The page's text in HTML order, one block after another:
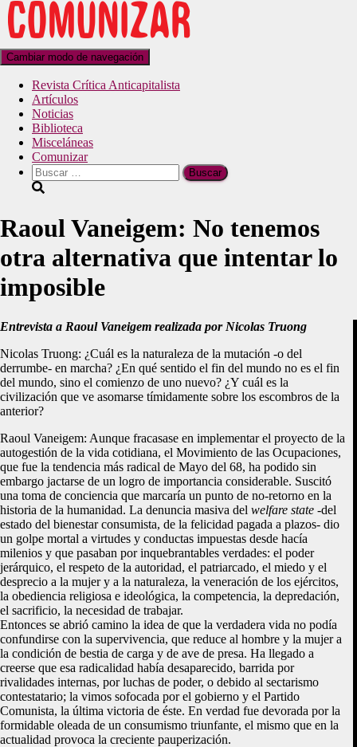
Cambiar modo de navegación
Revista Crítica Anticapitalista
Artículos
Noticias
Biblioteca
Misceláneas
Comunizar
Raoul Vaneigem: No tenemos
otra alternativa que intentar lo
imposible
Entrevista a Raoul Vaneigem realizada por Nicolas Truong
Nicolas Truong: ¿Cuál es la naturaleza de la mutación -o del
derrumbe- en marcha? ¿En qué sentido el fin del mundo no es el fin
del mundo, sino el comienzo de uno nuevo? ¿Y cuál es la
civilización que ve asomarse tímidamente sobre los escombros de la
anterior?
Raoul Vaneigem: Aunque fracasase en implementar el proyecto de la
autogestión de la vida cotidiana, el Movimiento de las Ocupaciones,
que fue la tendencia más radical de Mayo del 68, ha podido sin
embargo jactarse de un logro de importancia considerable. Suscitó
una toma de conciencia que marcaría un punto de no-retorno en la
historia de la humanidad. La denuncia masiva del welfare state -del
estado del bienestar consumista, de la felicidad pagada a plazos- dio
un golpe mortal a virtudes y conductas impuestas desde hacía
milenios y que pasaban por inquebrantables verdades: el poder
jerárquico, el respeto de la autoridad, el patriarcado, el miedo y el
desprecio a la mujer y a la naturaleza, la veneración de los ejércitos,
la obediencia religiosa e ideológica, la competencia, la depredación,
el sacrificio, la necesidad de trabajar.
Entonces se abrió camino la idea de que la verdadera vida no podía
confundirse con la supervivencia, que reduce al hombre y la mujer a
la condición de bestia de carga y de ave de presa. Ha llegado a
creerse que esa radicalidad había desaparecido, barrida por
rivalidades internas, por luchas de poder, o debido al sectarismo
contestatario; la vimos sofocada por el gobierno y el Partido
Comunista, la última victoria de éste. En verdad fue devorada por la
formidable oleada de un consumismo triunfante, el mismo que en la
actualidad provoca la creciente pauperización.